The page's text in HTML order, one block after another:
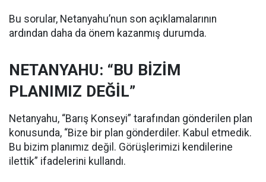
Bu sorular, Netanyahu’nun son açıklamalarının
ardından daha da önem kazanmış durumda.
NETANYAHU: “BU BİZİM
PLANIMIZ DEĞİL”
Netanyahu, “Barış Konseyi” tarafından gönderilen plan
konusunda, “Bize bir plan gönderdiler. Kabul etmedik.
Bu bizim planımız değil. Görüşlerimizi kendilerine
ilettik” ifadelerini kullandı.